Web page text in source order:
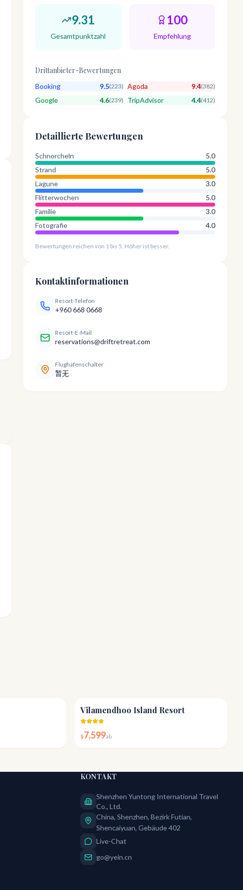
9.31
Gesamtpunktzahl
100
Empfehlung
Drittanbieter-Bewertungen
Booking 9.5(223) Agoda 9.4(382)
Google 4.6(239) TripAdvisor 4.4(412)
Detaillierte Bewertungen
Schnorcheln
5.0
Strand
5.0
Lagune
3.0
Flitterwochen
5.0
Familie
3.0
Fotografie
4.0
Bewertungen reichen von 1 bis 5. Höher ist besser.
Kontaktinformationen
Resort-Telefon
+960 668 0668
Resort-E-Mail
reservations@driftretreat.com
Flughafenschalter
暂无
Vilamendhoo Island Resort
$7,599ab
KONTAKT
Shenzhen Yuntong International Travel
Co., Ltd.
China, Shenzhen, Bezirk Futian,
Shencaiyuan, Gebäude 402
Live-Chat
go@yein.cn